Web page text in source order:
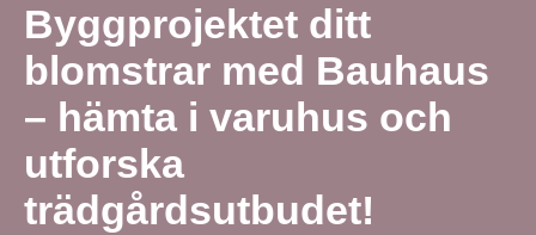
Byggprojektet ditt
blomstrar med Bauhaus
– hämta i varuhus och
utforska
trädgårdsutbudet!